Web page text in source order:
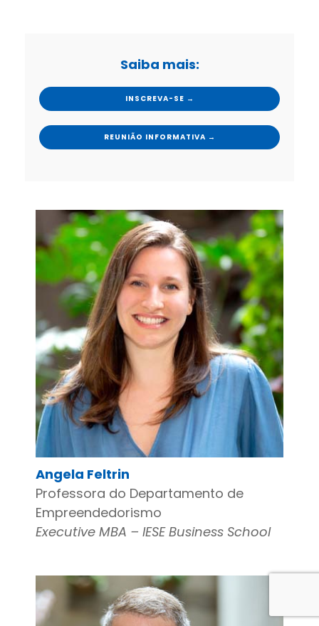
Saiba mais:
INSCREVA-SE →
REUNIÃO INFORMATIVA →
Angela Feltrin
Professora do Departamento de
Empreendedorismo
Executive MBA – IESE Business School